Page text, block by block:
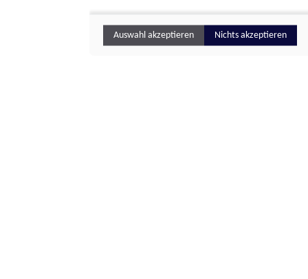
Auswahl akzeptieren Nichts akzeptieren